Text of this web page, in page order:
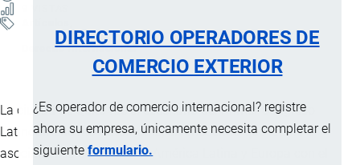
DIRECTORIO OPERADORES DE
COMERCIO EXTERIOR
¿Es operador de comercio internacional? registre
ahora su empresa, únicamente necesita completar el
siguienteformulario.
Derecho Internacional
La ciudad de Quito fue el escenario del Primer Congreso
Latinoamericano Automotriz, un encuentro que reunió a
asociaciones del sector de América Latina y Europa con el